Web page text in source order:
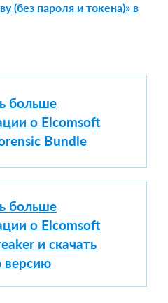
(без пароля и токена)» в
больше
о Elcomsoft
Bundle
больше
о Elcomsoft
и скачать
версию